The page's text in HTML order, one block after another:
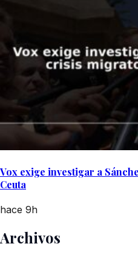
Vox exige investigar a
Ceuta
hace 9h
Archivos